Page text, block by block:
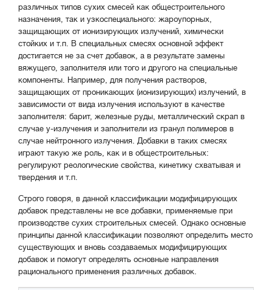
различных типов сухих смесей как общестроительного
назначения, так и узкоспециального: жароупорных,
защищающих от ионизирующих излучений, химически
стойких и т.п. В специальных смесях основной эффект
достигается не за счет добавок, а в результате замены
вяжущего, заполнителя или того и другого на специальные
компоненты. Например, для получения растворов,
защищающих от проникающих (ионизирующих) излучений, в
зависимости от вида излучения используют в качестве
заполнителя: барит, железные руды, металлический скрап в
случае у-излучения и заполнители из гранул полимеров в
случае нейтронного излучения. Добавки в таких смесях
играют такую же роль, как и в общестроительных:
регулируют реологические свойства, кинетику схватывая и
твердения и т.п.
Строго говоря, в данной классификации модифицирующих
добавок представлены не все добавки, применяемые при
производстве сухих строительных смесей. Однако основные
принципы данной классификации позволяют определить место
существующих и вновь создаваемых модифицирующих
добавок и помогут определять основные направления
рационального применения различных добавок.